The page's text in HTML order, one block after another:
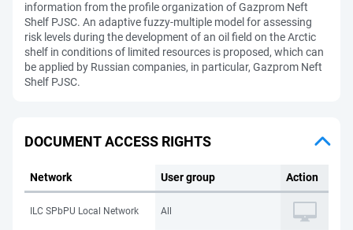
information from the profile organization of Gazprom Neft
Shelf PJSC. An adaptive fuzzy-multiple model for assessing
risk levels during the development of an oil field on the Arctic
shelf in conditions of limited resources is proposed, which can
be applied by Russian companies, in particular, Gazprom Neft
Shelf PJSC.
DOCUMENT ACCESS RIGHTS
Network User group Action
ILC SPbPU Local Network All